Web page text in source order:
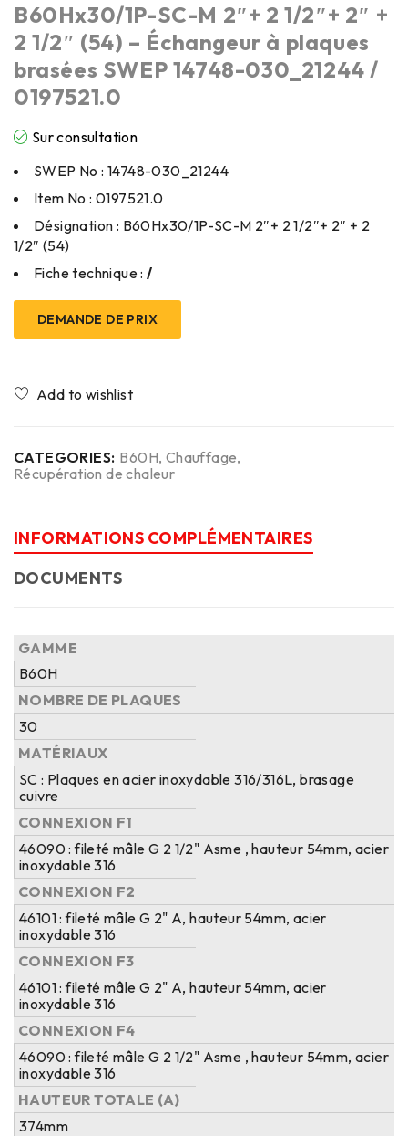
B60Hx30/1P-SC-M 2″+ 2 1/2″+ 2″ +
2 1/2″ (54) – Échangeur à plaques
brasées SWEP 14748-030_21244 /
0197521.0
Sur consultation
SWEP No : 14748-030_21244
Item No : 0197521.0
Désignation : B60Hx30/1P-SC-M 2″+ 2 1/2″+ 2″ + 2
1/2″ (54)
Fiche technique :/
DEMANDE DE PRIX
CATEGORIES: B60H, Chauffage,
Récupération de chaleur
INFORMATIONS COMPLÉMENTAIRES
DOCUMENTS
GAMME
B60H
NOMBRE DE PLAQUES
30
MATÉRIAUX
SC : Plaques en acier inoxydable 316/316L, brasage
cuivre
CONNEXION F1
46090 : fileté mâle G 2 1/2" Asme , hauteur 54mm, acier
inoxydable 316
CONNEXION F2
46101 : fileté mâle G 2" A, hauteur 54mm, acier
inoxydable 316
CONNEXION F3
46101 : fileté mâle G 2" A, hauteur 54mm, acier
inoxydable 316
CONNEXION F4
46090 : fileté mâle G 2 1/2" Asme , hauteur 54mm, acier
inoxydable 316
HAUTEUR TOTALE (A)
374mm